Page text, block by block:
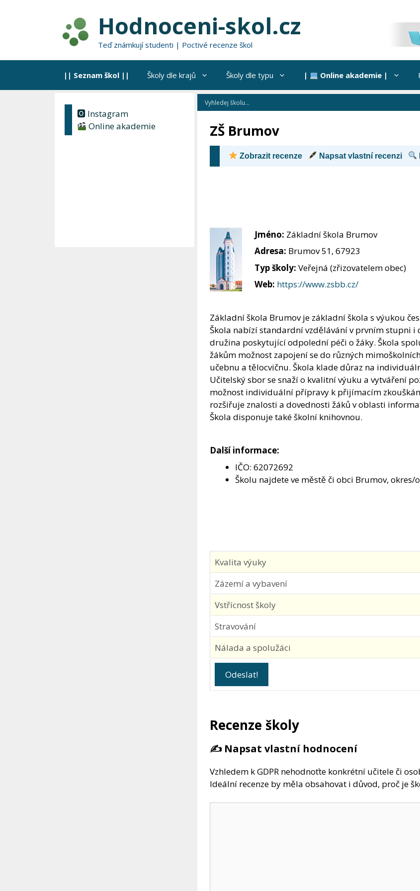
Hodnoceni-skol.cz
Teď známkují studenti | Poctivé recenze škol
|| Seznam škol || Školy dle krajů Školy dle typu | Online akademie |
ZŠ Brumov
Zobrazit recenze Napsat vlastní recenzi
Jméno: Základní škola Brumov
Adresa: Brumov 51, 67923
Typ školy: Veřejná (zřizovatelem obec)
Web: https://www.zsbb.cz/
Základní škola Brumov je základní škola s výukou
Škola nabízí standardní vzdělávání v prvním stupni
družina poskytující odpolední péči o žáky. Škola
žákům možnost zapojení se do různých
učebnu a tělocvičnu. Škola klade důraz na
Učitelský sbor se snaží o kvalitní výuku a vytváření
možnost individuální přípravy k přijímacím
rozšiřuje znalosti a dovednosti žáků v oblasti
Škola disponuje také školní knihovnou.
Další informace:
IČO: 62072692
Školu najdete ve městě či obci Brumov,
Kvalita výuky
Zázemí a vybavení
Vstřícnost školy
Stravování
Nálada a spolužáci
Recenze školy
✍️ Napsat vlastní hodnocení
Vzhledem k GDPR nehodnoťte konkrétní učitele či
Ideální recenze by měla obsahovat i důvod, proč je
🅾 Instagram
Online akademie